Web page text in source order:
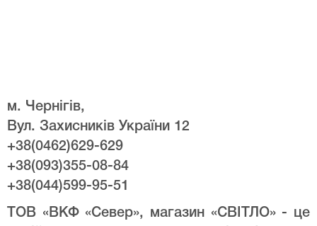
м. Чернігів,
Вул. Захисників України 12
+38(0462)629-629
+38(093)355-08-84
+38(044)599-95-51
ТОВ «ВКФ «Север», магазин «СВІТЛО» - це